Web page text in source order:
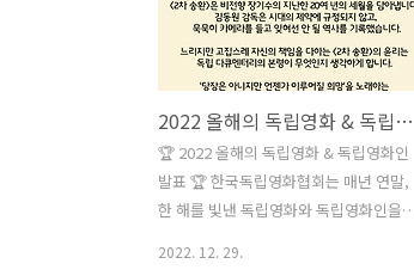
립영화, 우리 사회 곳곳에서 카메라를 들
고 목소리 내며 같이 걸어준 모든 독립영
화인에게 고마움을 전합니다. 2025 올해
의 독립영화 는 직업계 고등학생 창우의
현장실습을 따라가며, 학생으로서의 마지
막 한 학기를 학교 밖에서 보내게 되는 시
간을 담아낸 작품입니다. 영화는 청소년
2022 올해의 독립영화 & 독립영화인 발표
🏆 2022 올해의 독립영화 & 독립영화인
발표 🏆 한국독립영화협회는 매년 연말,
한 해를 빛낸 독립영화와 독립영화인을
2022. 12. 29.